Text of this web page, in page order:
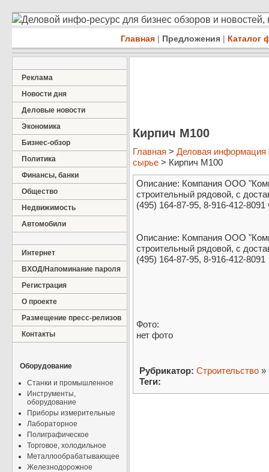
Деловой инфо-ресурс для бизнес обзоров и
Главная | Предложения | Каталог
Реклама
Новости дня
Деловые новости
Экономика
Бизнес-обзор
Политика
Финансы, банки
Общество
Недвижимость
Автомобили
Интернет
ВХОД/Напоминание пароля
Регистрация
О проекте
Размещение пресс-релизов
Контакты
Оборудование
Станки и промышленное
Инструменты,
оборудование
Приборы измерительные
Лабораторное
Полиграфическое
Торговое, холодильное
Металлообрабатывающее
Железнодорожное
Кирпич М100
Главная > Деловая информация
сырье > Кирпич М100
Описание: Компания ООО
строительный рядовой, с
(495) 164-87-95, 8-916-412-
Описание: Компания ООО
строительный рядовой, с
(495) 164-87-95, 8-916-412-8091
Фото:
нет фото
Рубрикатор: Строительство »
Теги: